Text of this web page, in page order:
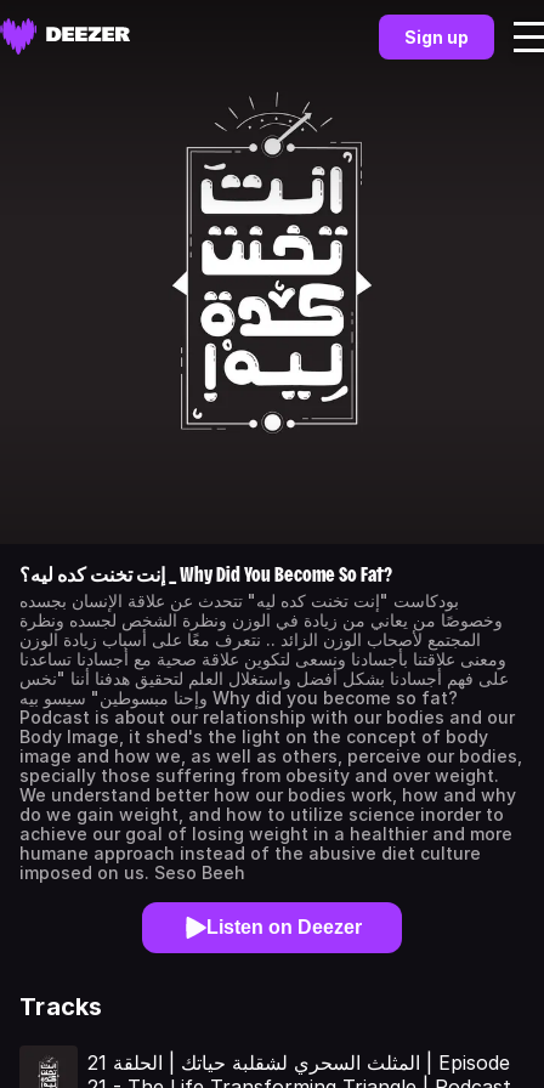
Sign up
إنت تخنت كده ليه؟ _ Why Did You Become So Fat?
بودكاست "إنت تخنت كده ليه" تتحدث عن علاقة الإنسان بجسده
وخصوصًا من يعاني من زيادة في الوزن ونظرة الشخص لجسده ونظرة
المجتمع لأصحاب الوزن الزائد .. نتعرف معًا على أسباب زيادة الوزن
ومعنى علاقتنا بأجسادنا ونسعى لتكوين علاقة صحية مع أجسادنا تساعدنا
على فهم أجسادنا بشكل أفضل واستغلال العلم لتحقيق هدفنا أننا "نخس
وإحنا مبسوطين" سيسو بيه Why did you become so fat?
Podcast is about our relationship with our bodies and our
Body Image, it shed's the light on the concept of body
image and how we, as well as others, perceive our bodies,
specially those suffering from obesity and over weight.
We understand better how our bodies work, how and why
do we gain weight, and how to utilize science inorder to
achieve our goal of losing weight in a healthier and more
humane approach instead of the abusive diet culture
imposed on us. Seso Beeh
Listen on Deezer
Tracks
المثلث السحري لشقلبة حياتك | الحلقة 21 | Episode